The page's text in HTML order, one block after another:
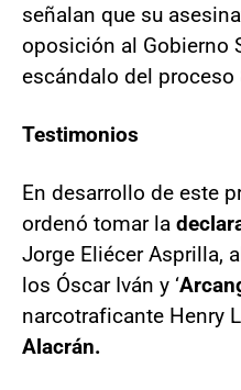
señalan que su
oposición al Gobierno
escándalo del proceso
Testimonios
En desarrollo de este
ordenó tomar la
Jorge Eliécer Asprilla,
los Óscar Iván y ‘
narcotraficante Henry
Alacrán.